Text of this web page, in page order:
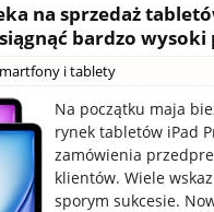
na sprzedaż
bardzo wysoki
i tablety
Na początku maja
rynek tabletów iPad
zamówienia
klientów. Wiele
sporym sukcesie.